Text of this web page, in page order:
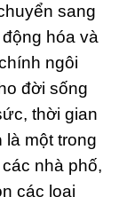
sang
hóa và
ngôi
đời sống
thời gian
là một trong
nhà phố,
các loại